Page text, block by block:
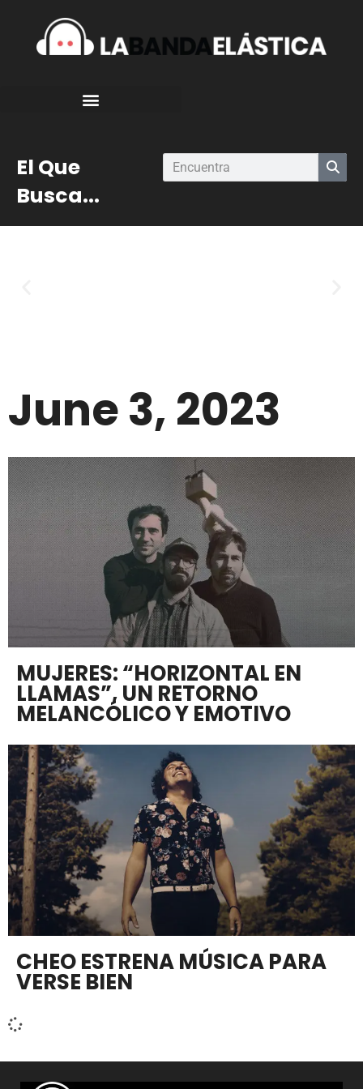
El Que
Busca...
June 3, 2023
MUJERES: “HORIZONTAL EN
LLAMAS”, UN RETORNO
MELANCÓLICO Y EMOTIVO
CHEO ESTRENA MÚSICA PARA
VERSE BIEN